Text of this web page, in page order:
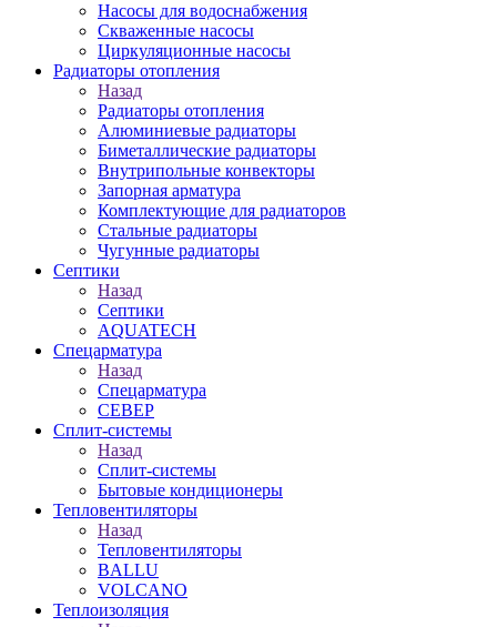
Насосы для водоснабжения
Скваженные насосы
Циркуляционные насосы
Радиаторы отопления
Назад
Радиаторы отопления
Алюминиевые радиаторы
Биметаллические радиаторы
Внутрипольные конвекторы
Запорная арматура
Комплектующие для радиаторов
Стальные радиаторы
Чугунные радиаторы
Септики
Назад
Септики
AQUATECH
Спецарматура
Назад
Спецарматура
СЕВЕР
Сплит-системы
Назад
Сплит-системы
Бытовые кондиционеры
Тепловентиляторы
Назад
Тепловентиляторы
BALLU
VOLCANO
Теплоизоляция